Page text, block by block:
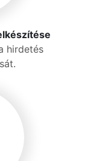
hirdetés